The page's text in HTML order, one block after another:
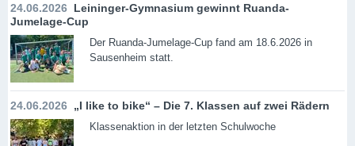
24.06.2026 Leininger-Gymnasium gewinnt Ruanda-
Jumelage-Cup
Der Ruanda-Jumelage-Cup fand am 18.6.2026 in
Sausenheim statt.
24.06.2026 „I like to bike“ – Die 7. Klassen auf zwei Rädern
Klassenaktion in der letzten Schulwoche